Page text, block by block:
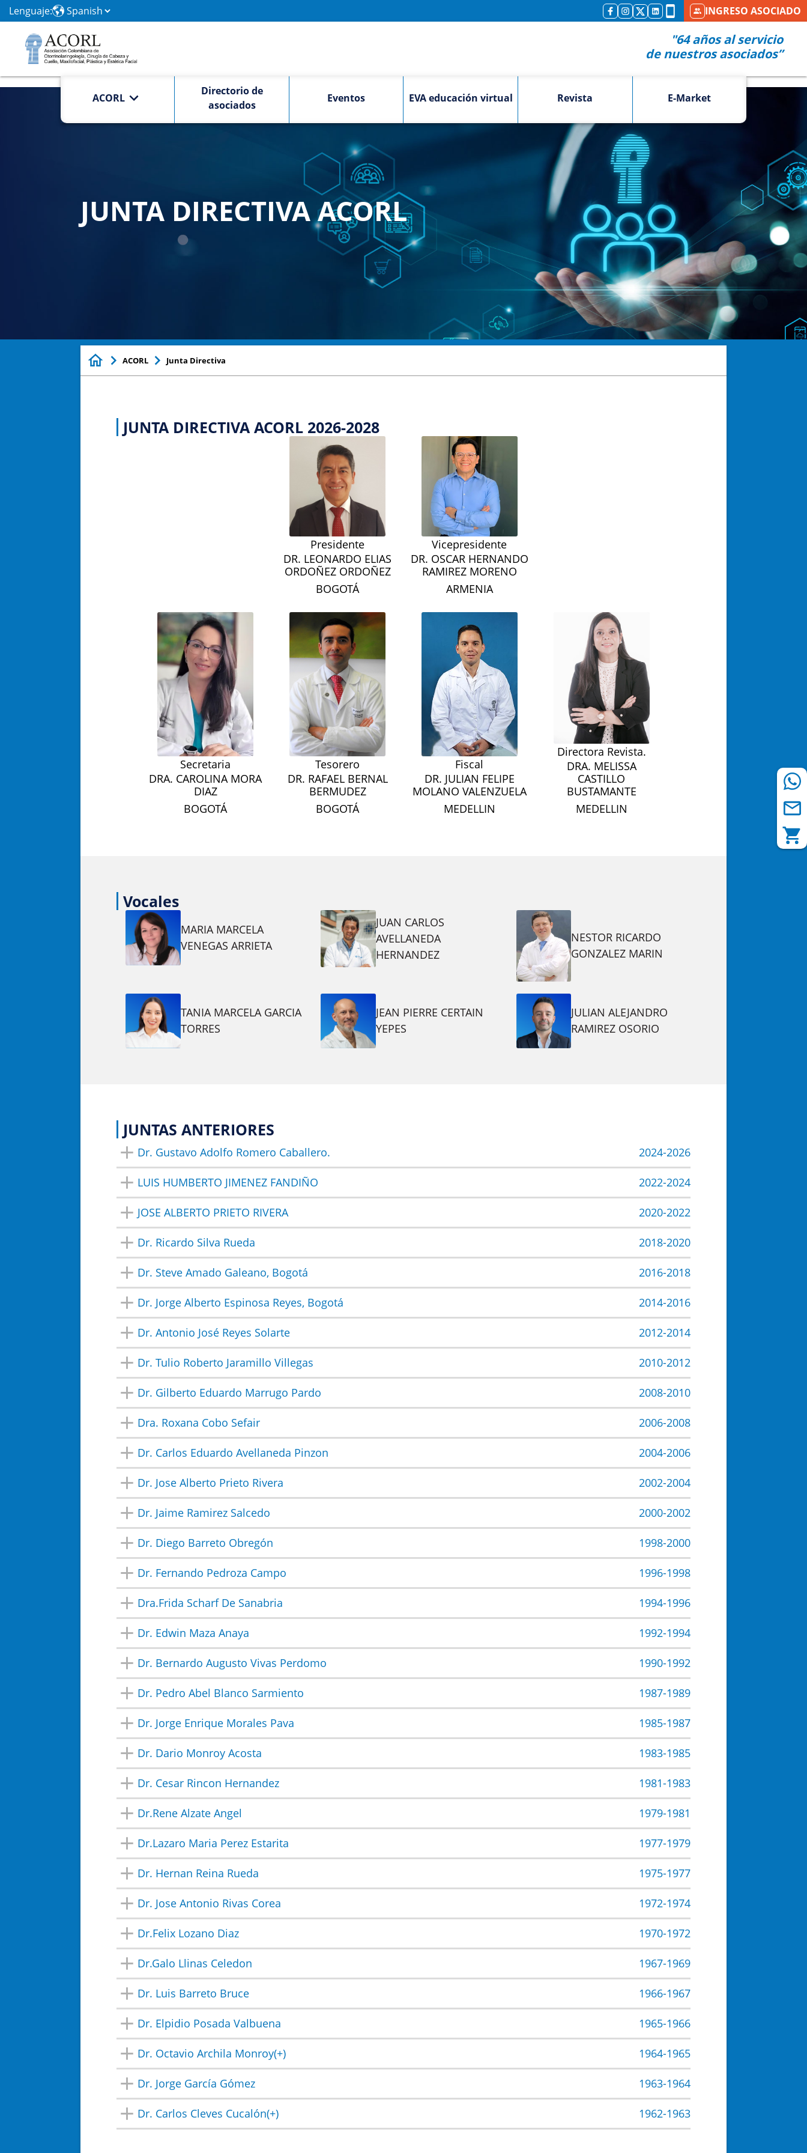
Lenguaje: INGRESO ASOCIADO
"64 años al servicio
de nuestros asociados”
ACORL
Directorio de
asociados
Eventos EVA educación virtual Revista E-Market
JUNTA DIRECTIVA ACORL
ACORL Junta Directiva
JUNTA DIRECTIVA ACORL 2026-2028
Presidente
DR. LEONARDO ELIAS
ORDOÑEZ ORDOÑEZ
BOGOTÁ
Vicepresidente
DR. OSCAR HERNANDO
RAMIREZ MORENO
ARMENIA
Secretaria
DRA. CAROLINA MORA
DIAZ
BOGOTÁ
Tesorero
DR. RAFAEL BERNAL
BERMUDEZ
BOGOTÁ
Fiscal
DR. JULIAN FELIPE
MOLANO VALENZUELA
MEDELLIN
Directora Revista.
DRA. MELISSA
CASTILLO
BUSTAMANTE
MEDELLIN
Vocales
MARIA MARCELA
VENEGAS ARRIETA
JUAN CARLOS
AVELLANEDA
HERNANDEZ
NESTOR RICARDO
GONZALEZ MARIN
TANIA MARCELA GARCIA
TORRES
JEAN PIERRE CERTAIN
YEPES
JULIAN ALEJANDRO
RAMIREZ OSORIO
JUNTAS ANTERIORES
Dr. Gustavo Adolfo Romero Caballero. 2024-2026
LUIS HUMBERTO JIMENEZ FANDIÑO 2022-2024
JOSE ALBERTO PRIETO RIVERA 2020-2022
Dr. Ricardo Silva Rueda 2018-2020
Dr. Steve Amado Galeano, Bogotá 2016-2018
Dr. Jorge Alberto Espinosa Reyes, Bogotá 2014-2016
Dr. Antonio José Reyes Solarte 2012-2014
Dr. Tulio Roberto Jaramillo Villegas 2010-2012
Dr. Gilberto Eduardo Marrugo Pardo 2008-2010
Dra. Roxana Cobo Sefair 2006-2008
Dr. Carlos Eduardo Avellaneda Pinzon 2004-2006
Dr. Jose Alberto Prieto Rivera 2002-2004
Dr. Jaime Ramirez Salcedo 2000-2002
Dr. Diego Barreto Obregón 1998-2000
Dr. Fernando Pedroza Campo 1996-1998
Dra.Frida Scharf De Sanabria 1994-1996
Dr. Edwin Maza Anaya 1992-1994
Dr. Bernardo Augusto Vivas Perdomo 1990-1992
Dr. Pedro Abel Blanco Sarmiento 1987-1989
Dr. Jorge Enrique Morales Pava 1985-1987
Dr. Dario Monroy Acosta 1983-1985
Dr. Cesar Rincon Hernandez 1981-1983
Dr.Rene Alzate Angel 1979-1981
Dr.Lazaro Maria Perez Estarita 1977-1979
Dr. Hernan Reina Rueda 1975-1977
Dr. Jose Antonio Rivas Corea 1972-1974
Dr.Felix Lozano Diaz 1970-1972
Dr.Galo Llinas Celedon 1967-1969
Dr. Luis Barreto Bruce 1966-1967
Dr. Elpidio Posada Valbuena 1965-1966
Dr. Octavio Archila Monroy(+) 1964-1965
Dr. Jorge García Gómez 1963-1964
Dr. Carlos Cleves Cucalón(+) 1962-1963